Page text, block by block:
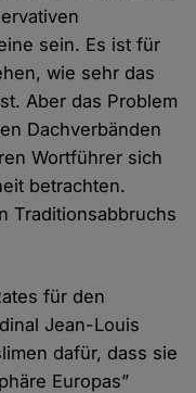
sein. Es ist für
wie sehr das
Aber das Problem
Dachverbänden
Wortführer sich
betrachten.
Traditionsabbruchs
für den
Jean-Louis
dafür, dass sie
Europas”